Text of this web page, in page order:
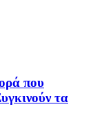
που
τα